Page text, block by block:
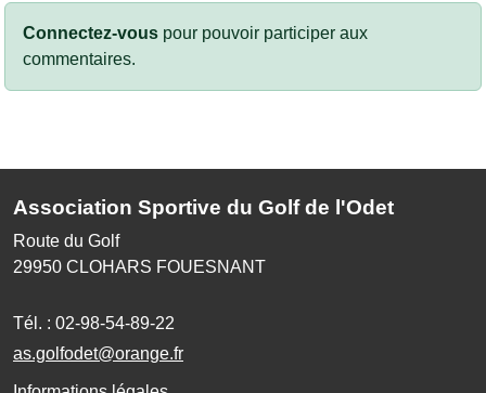
Connectez-vous pour pouvoir participer aux
commentaires.
Association Sportive du Golf de l'Odet
Route du Golf
29950 CLOHARS FOUESNANT
Tél. : 02-98-54-89-22
as.golfodet@orange.fr